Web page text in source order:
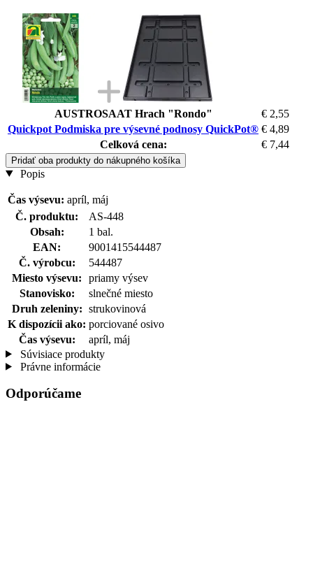
AUSTROSAAT Hrach "Rondo"
€ 2,55
Quickpot Podmiska pre výsevné podnosy QuickPot® € 4,89
Celková cena:
€ 7,44
Pridať oba produkty do nákupného košíka
Popis
Čas výsevu: apríl, máj
Č. produktu:
AS-448
Obsah:
1 bal.
EAN:
9001415544487
Č. výrobcu:
544487
Miesto výsevu:
priamy výsev
Stanovisko:
slnečné miesto
Druh zeleniny: strukovinová
K dispozícii ako: porciované osivo
Čas výsevu:
apríl, máj
Súvisiace produkty
Právne informácie
Odporúčame